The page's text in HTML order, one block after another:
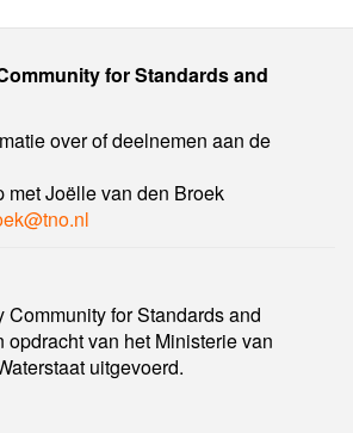
for Standards and
over of deelnemen aan de
met Joëlle van den Broek
Community for Standards and
opdracht van het Ministerie van
uitgevoerd.